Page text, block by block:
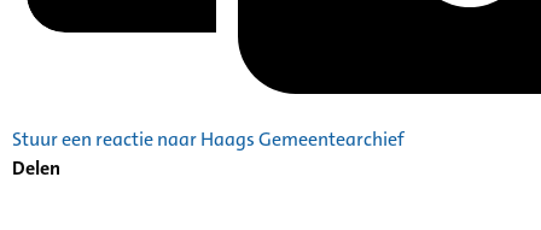
Stuur een reactie naar Haags Gemeentearchief
Delen